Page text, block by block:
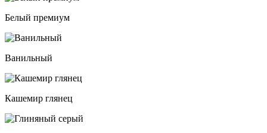
Белый премиум
Ванильный
Кашемир глянец